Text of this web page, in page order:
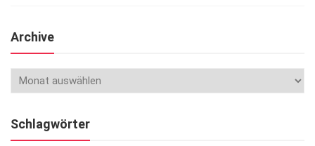
Archive
Schlagwörter